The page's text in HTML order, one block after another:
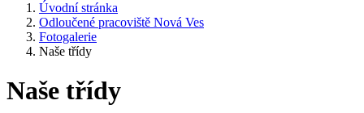
Úvodní stránka
Odloučené pracoviště Nová Ves
Fotogalerie
Naše třídy
Naše třídy